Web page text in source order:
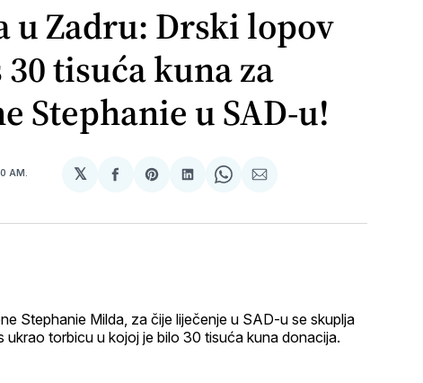
u Zadru: Drski lopov
tisuća kuna za
Stephanie u SAD-u!
AM. 𝕏
podijeli
Facebook
Sharepodijeli
LinkedIn
Sharepodijeli
maila
Stephanie Milda, za čije liječenje u SAD-u se skuplja
torbicu u kojoj je bilo 30 tisuća kuna donacija.